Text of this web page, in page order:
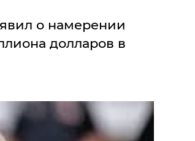
о намерении
долларов в